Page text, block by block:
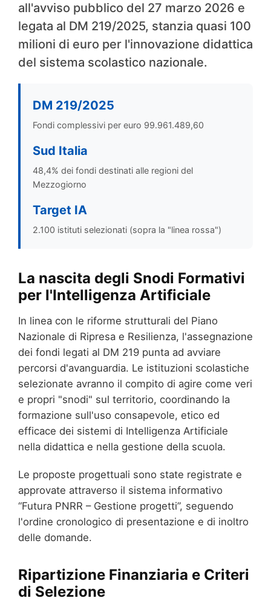
all'avviso pubblico del 27 marzo 2026 e
legata al DM 219/2025, stanzia quasi 100
milioni di euro per l'innovazione didattica
del sistema scolastico nazionale.
DM 219/2025
Fondi complessivi per euro 99.961.489,60
Sud Italia
48,4% dei fondi destinati alle regioni del
Mezzogiorno
Target IA
2.100 istituti selezionati (sopra la "linea rossa")
La nascita degli Snodi Formativi
per l'Intelligenza Artificiale
In linea con le riforme strutturali del Piano
Nazionale di Ripresa e Resilienza, l'assegnazione
dei fondi legati al DM 219 punta ad avviare
percorsi d'avanguardia. Le istituzioni scolastiche
selezionate avranno il compito di agire come veri
e propri "snodi" sul territorio, coordinando la
formazione sull'uso consapevole, etico ed
efficace dei sistemi di Intelligenza Artificiale
nella didattica e nella gestione della scuola.
Le proposte progettuali sono state registrate e
approvate attraverso il sistema informativo
“Futura PNRR – Gestione progetti”, seguendo
l'ordine cronologico di presentazione e di inoltro
delle domande.
Ripartizione Finanziaria e Criteri
di Selezione